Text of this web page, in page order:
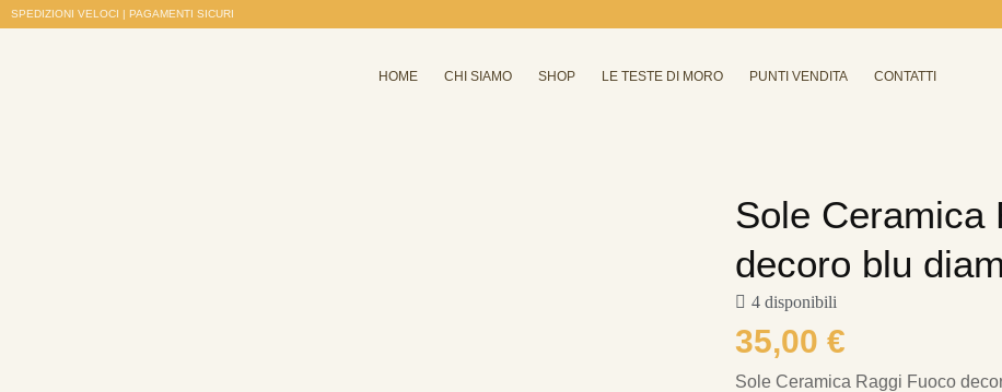
SPEDIZIONI VELOCI | PAGAMENTI SICURI
HOME CHI SIAMO SHOP LE TESTE DI MORO PUNTI VENDITA CONTATTI
Sole Ceramica
decoro blu
4 disponibili
35,00 €
Sole Ceramica Raggi Fuoco